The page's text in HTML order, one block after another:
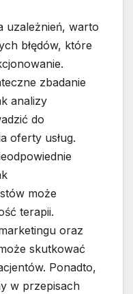
uzależnień, warto
błędów, które
zbadanie
analizy
do
oferty usług.
może
terapii.
oraz
skutkować
Ponadto,
w przepisach